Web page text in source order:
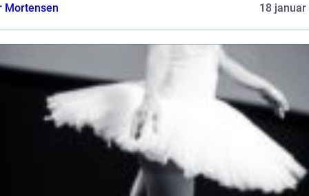
Mortensen
18 januar